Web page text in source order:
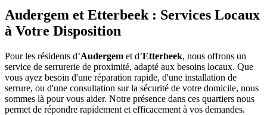
Audergem et Etterbeek : Services Locaux
à Votre Disposition
Pour les résidents d’Audergem et d’Etterbeek, nous offrons un
service de serrurerie de proximité, adapté aux besoins locaux. Que
vous ayez besoin d'une réparation rapide, d'une installation de
serrure, ou d'une consultation sur la sécurité de votre domicile, nous
sommes là pour vous aider. Notre présence dans ces quartiers nous
permet de répondre rapidement et efficacement à vos demandes.